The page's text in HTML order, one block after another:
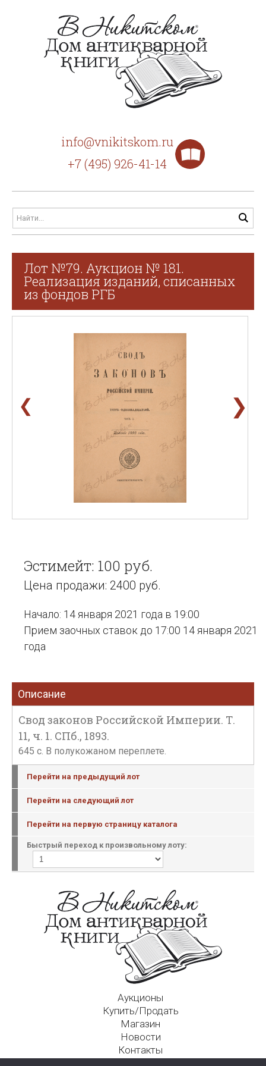
info@vnikitskom.ru
+7 (495) 926-41-14
Лот №79. Аукцион № 181.
Реализация изданий, списанных
из фондов РГБ
❮ ❯
Эстимейт: 100 руб.
Цена продажи: 2400 руб.
Начало: 14 января 2021 года в 19:00
Прием заочных ставок до 17:00 14 января 2021
года
Описание
Свод законов Российской Империи. Т.
11, ч. 1. СПб., 1893.
645 c. В полукожаном переплете.
Перейти на предыдущий лот
Перейти на следующий лот
Перейти на первую страницу каталога
Быстрый переход к произвольному лоту:
Аукционы
Купить/Продать
Магазин
Новости
Контакты